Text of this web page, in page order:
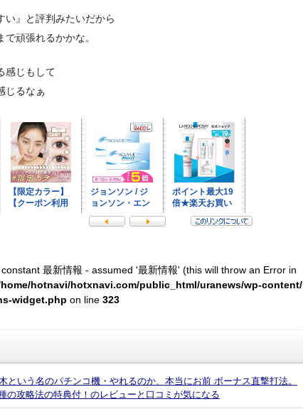
い』と評判みたいだから
頑張れるかかな。
感じもして
じるなぁ
最新情報 - assumed '最新情報' (this will throw an Error in
hotnavi/hotxnavi.com/public_html/uranews/wp-content/
widget.php on line 323
という名のパチンコ機・やれるのか、本当にお前 ボーナス直撃打法。
の攻略法の特典付！のレビューと口コミが気になる